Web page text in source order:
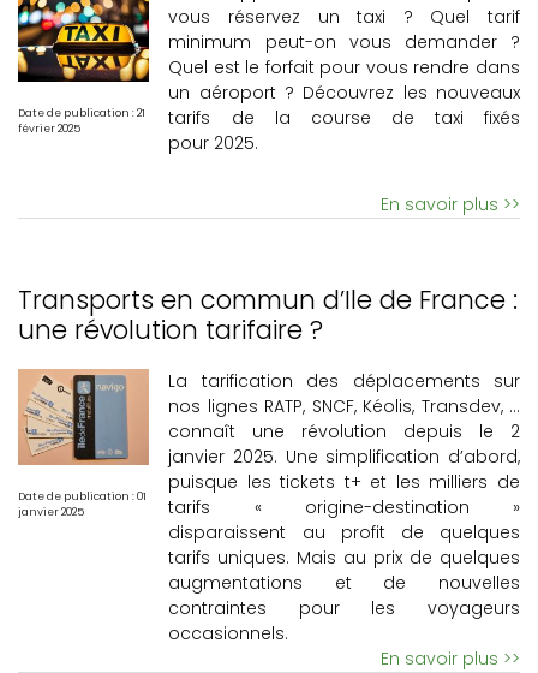
Date de publication : 21
février 2025
vous réservez un taxi ? Quel tarif
minimum peut-on vous demander ?
Quel est le forfait pour vous rendre dans
un aéroport ? Découvrez les nouveaux
tarifs de la course de taxi fixés
pour 2025.
En savoir plus >>
Transports en commun d’Ile de France :
une révolution tarifaire ?
Date de publication : 01
janvier 2025
La tarification des déplacements sur
nos lignes RATP, SNCF, Kéolis, Transdev, …
connaît une révolution depuis le 2
janvier 2025. Une simplification d’abord,
puisque les tickets t+ et les milliers de
tarifs « origine-destination »
disparaissent au profit de quelques
tarifs uniques. Mais au prix de quelques
augmentations et de nouvelles
contraintes pour les voyageurs
occasionnels.
En savoir plus >>